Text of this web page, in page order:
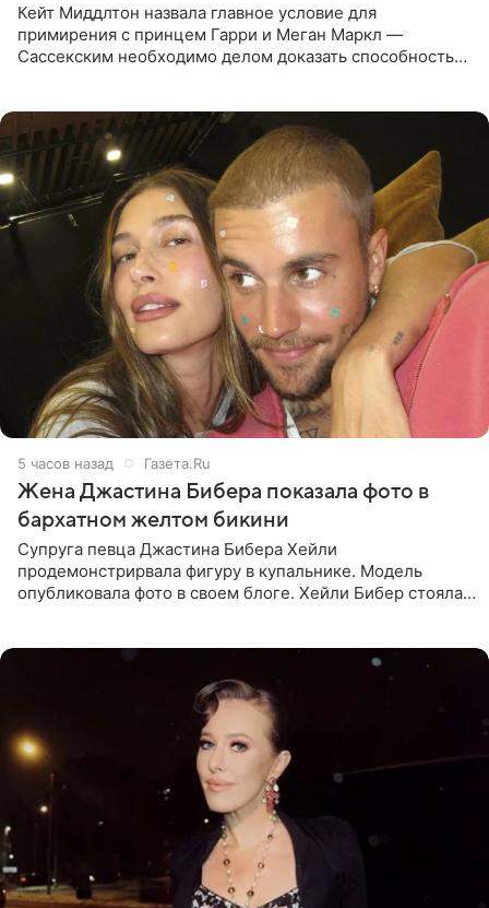
Кейт Миддлтон назвала главное условие для
примирения с принцем Гарри и Меган Маркл —
Сассекским необходимо делом доказать способность
5 часов назад Газета.Ru
Жена Джастина Бибера показала фото в
бархатном желтом бикини
Супруга певца Джастина Бибера Хейли
продемонстрирвала фигуру в купальнике. Модель
опубликовала фото в своем блоге. Хейли Бибер стояла